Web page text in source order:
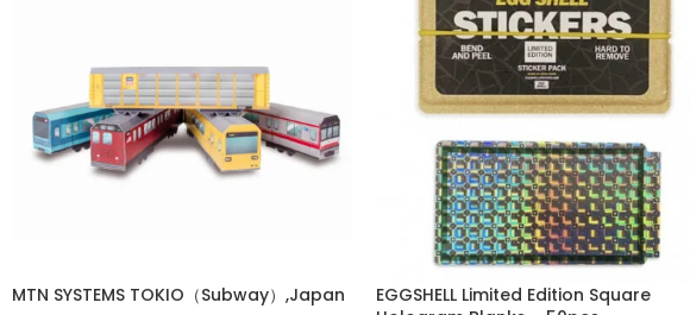
MTN SYSTEMS TOKIO（Subway）,Japan
EGGSHELL Limited Edition Square